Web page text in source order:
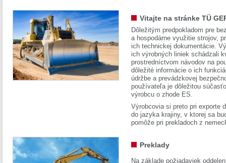
Vitajte na stránke TÜ
Dôležitým predpokladom pre
a hospodárne využitie strojov,
ich technickej dokumentácie.
ich výrobných liniek schádzali
prostredníctvom návodov na
dôležité informácie o ich
údržbe a prevádzkovej
používateľa je dôležitou
výrobcu o zhode ES.
Výrobcovia si preto pri exporte
do jazyka krajiny, v ktorej sa
pomôže pri prekladoch z
Preklady
Na základe požiadaviek